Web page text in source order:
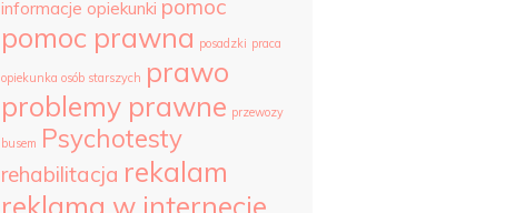
informacje opiekunki pomoc
pomoc prawna posadzki praca
opiekunka osób starszych prawo
problemy prawne przewozy
busem Psychotesty
rehabilitacja rekalam
reklama w internecie